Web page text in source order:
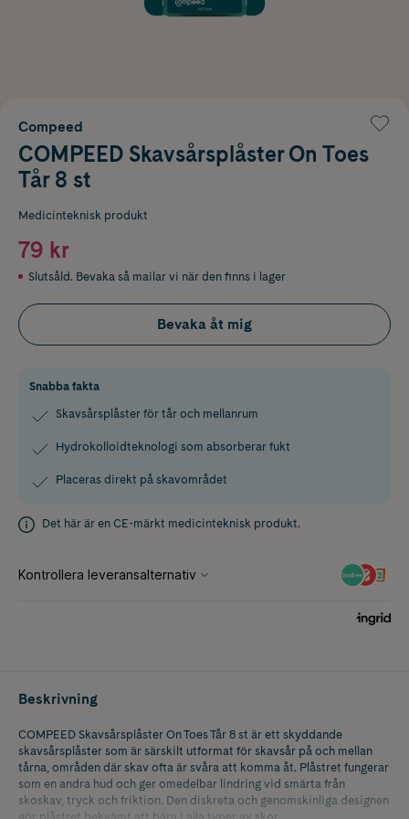
Compeed
COMPEED Skavsårsplåster On Toes
Tår 8 st
Medicinteknisk produkt
79 kr
Slutsåld. Bevaka så mailar vi när den finns i lager
Bevaka åt mig
Snabba fakta
Skavsårsplåster för tår och mellanrum
Hydrokolloidteknologi som absorberar fukt
Placeras direkt på skavområdet
Det här är en CE-märkt medicinteknisk produkt.
Beskrivning
COMPEED Skavsårsplåster On Toes Tår 8 st är ett skyddande
skavsårsplåster som är särskilt utformat för skavsår på och mellan
tårna, områden där skav ofta är svåra att komma åt. Plåstret fungerar
som en andra hud och ger omedelbar lindring vid smärta från
skoskav, tryck och friktion. Den diskreta och genomskinliga designen